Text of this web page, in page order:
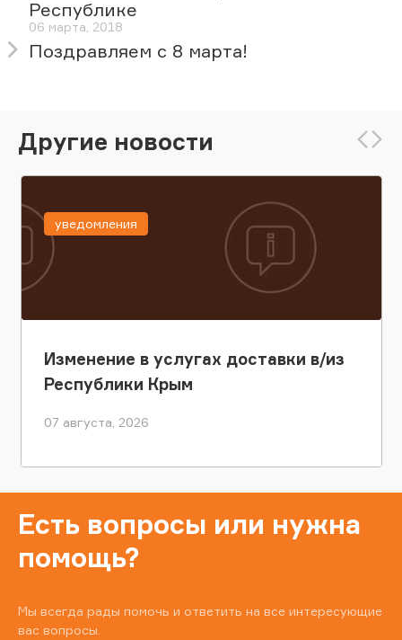
Республике
06 марта, 2018
Поздравляем с 8 марта!
Другие новости
Изменение в услугах доставки в/из
Республики Крым
07 августа, 2026
уведомления
Есть вопросы или нужна
помощь?
Мы всегда рады помочь и ответить на все интересующие
вас вопросы.